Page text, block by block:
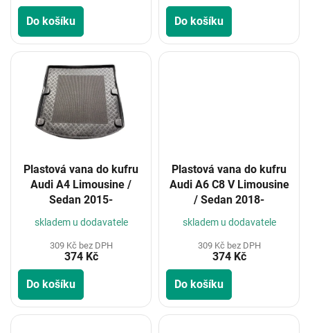
Do košíku Do košíku
Plastová vana do kufru
Audi A4 Limousine /
Sedan 2015-
skladem u dodavatele
309 Kč bez DPH
374 Kč
Do košíku
Plastová vana do kufru
Audi A6 C8 V Limousine
/ Sedan 2018-
skladem u dodavatele
309 Kč bez DPH
374 Kč
Do košíku